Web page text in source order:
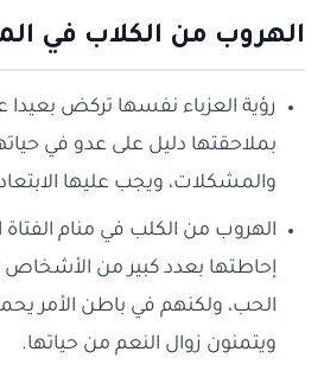
الهروب من الكلاب في
رؤية العزباء نفسها تركض
بملاحقتها دليل على عدو في
والمشكلات، ويجب عليها
الهروب من الكلب في منام الفتاة
إحاطتها بعدد كبير من الأشخاص
الحب، ولكنهم في باطن الأمر
ويتمنون زوال النعم من حياتها.